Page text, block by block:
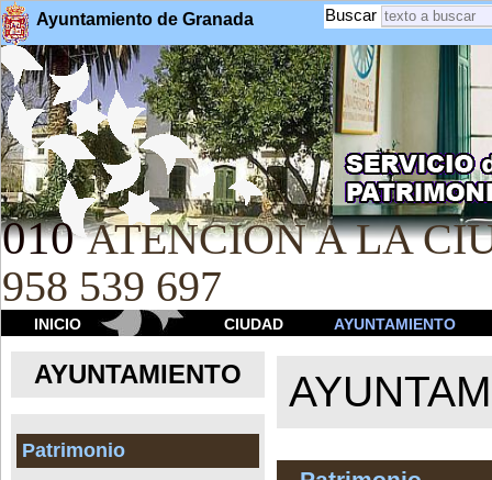
Ayuntamiento de Granada Buscar
010 ATENCION A LA
958 539 697
INICIO CIUDAD AYUNTAMIENTO
AYUNTAMIENTO
Patrimonio